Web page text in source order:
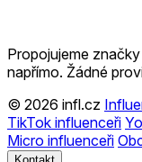
Propojujeme
napřímo. Žádné
© 2026 infl.cz
TikTok influenceři
Micro influenceři
Kontakt